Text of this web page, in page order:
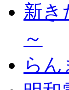
新き
～
ら